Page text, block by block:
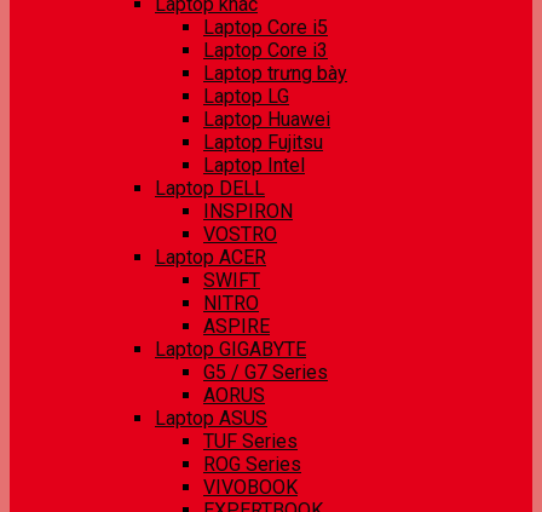
Laptop Core i5
Laptop Core i3
Laptop trưng bày
Laptop LG
Laptop Huawei
Laptop Fujitsu
Laptop Intel
Laptop DELL
INSPIRON
VOSTRO
Laptop ACER
SWIFT
NITRO
ASPIRE
Laptop GIGABYTE
G5 / G7 Series
AORUS
Laptop ASUS
TUF Series
ROG Series
VIVOBOOK